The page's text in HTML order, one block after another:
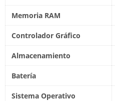
Memoria RAM
Controlador Gráfico
Almacenamiento
Batería
Sistema Operativo